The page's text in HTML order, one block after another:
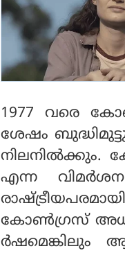
1977 വരെ
ശേഷം
നിലനില്‍ക്കും.
എന്ന
കോണ്‍ഗ്രസ്
ര്‍ഷമെങ്കിലും